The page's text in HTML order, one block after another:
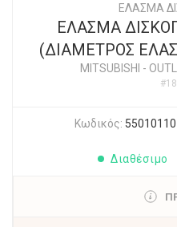
ΕΛΑΣΜΑ
ΕΛΑΣΜΑ
(ΔΙΑΜΕΤΡΟΣ
MITSUBISHI -
Κωδικός:
Διαθέσιμο